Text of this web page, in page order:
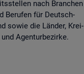
nach Bran­chen
Be­ru­fen für Deutsch­
sowie die Län­der, Krei­
und Agen­tur­be­zir­ke.